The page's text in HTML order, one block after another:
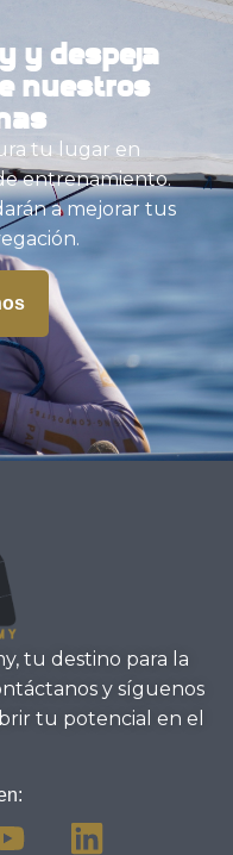
y despeja
nuestros
tu lugar en
entrenamiento.
a mejorar tus
tu destino para la
y síguenos
tu potencial en el